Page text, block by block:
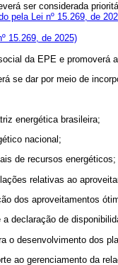
ser considerada
pela Lei nº 15.269, de
15.269, de 2025)
da EPE e
se dar por meio de
energética brasileira;
nacional;
de recursos energéticos;
relativas ao
dos aproveitamentos
declaração de
o desenvolvimento dos
ao gerenciamento da